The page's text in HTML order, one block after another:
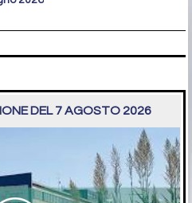
DEL 7 AGOSTO 2026